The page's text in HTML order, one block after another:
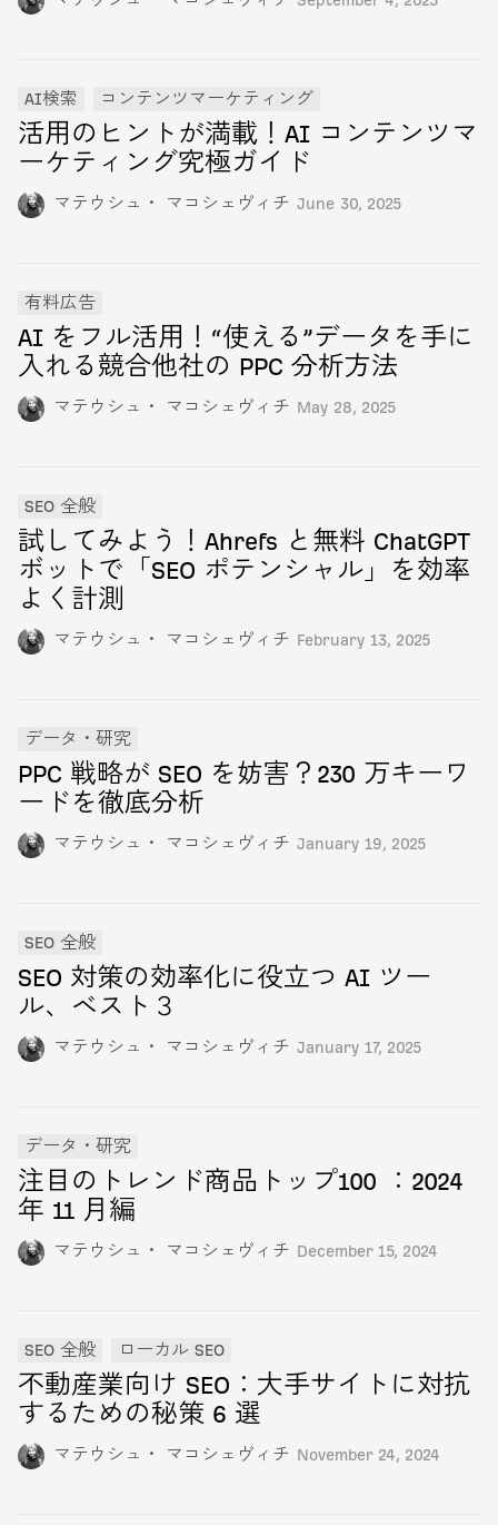
マテウシュ・ マコシェヴィチ June 30, 2025
AI検索 コンテンツマーケティング
活用のヒントが満載！AI コンテンツマ
ーケティング究極ガイド
マテウシュ・ マコシェヴィチ May 28, 2025
有料広告
AI をフル活用！“使える”データを手に
入れる競合他社の PPC 分析方法
マテウシュ・ マコシェヴィチ February 13, 2025
SEO 全般
試してみよう！Ahrefs と無料 ChatGPT
ボットで「SEO ポテンシャル」を効率
よく計測
マテウシュ・ マコシェヴィチ January 19, 2025
データ・研究
PPC 戦略が SEO を妨害？230 万キーワ
ードを徹底分析
マテウシュ・ マコシェヴィチ January 17, 2025
SEO 全般
SEO 対策の効率化に役立つ AI ツー
ル、ベスト３
マテウシュ・ マコシェヴィチ December 15, 2024
データ・研究
注目のトレンド商品トップ100 ：2024
年 11 月編
マテウシュ・ マコシェヴィチ November 24, 2024
SEO 全般 ローカル SEO
不動産業向け SEO：大手サイトに対抗
するための秘策 6 選